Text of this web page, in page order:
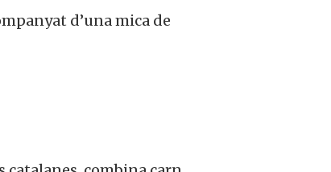
d’una mica de